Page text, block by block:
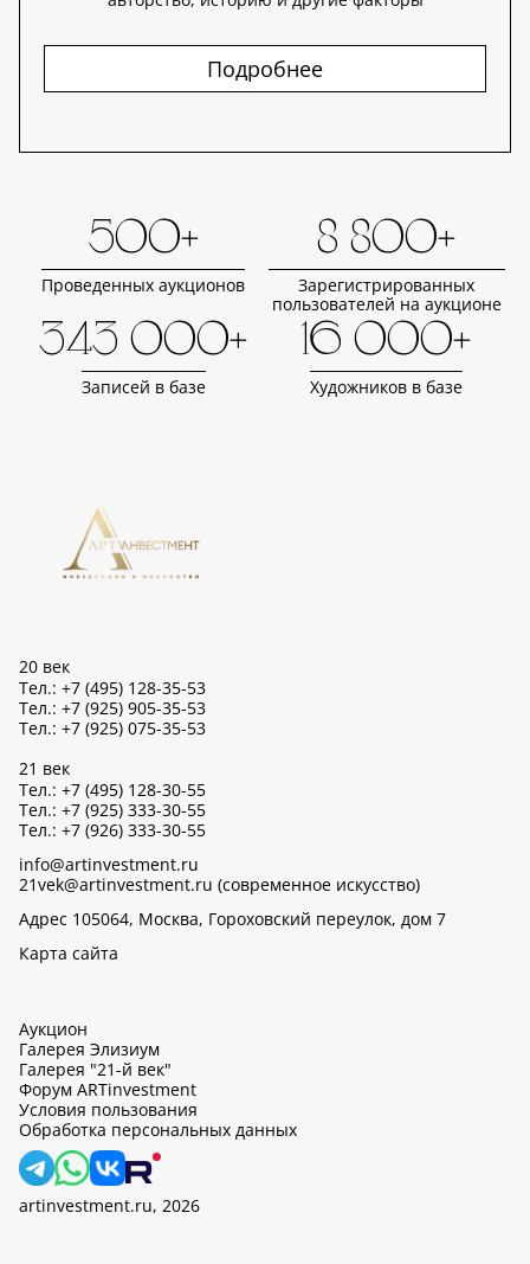
Подробнее
500+
Проведенных аукционов
8 800+
Зарегистрированных
пользователей на аукционе
343 000+
Записей в базе
16 000+
Художников в базе
20 век
Тел.: +7 (495) 128-35-53
Тел.: +7 (925) 905-35-53
Тел.: +7 (925) 075-35-53
21 век
Тел.: +7 (495) 128-30-55
Тел.: +7 (925) 333-30-55
Тел.: +7 (926) 333-30-55
info@artinvestment.ru
21vek@artinvestment.ru (современное искусство)
Адрес 105064, Москва, Гороховский переулок, дом 7
Карта сайта
Аукцион
Галерея Элизиум
Галерея "21-й век"
Форум ARTinvestment
Условия пользования
Обработка персональных данных
artinvestment.ru, 2026